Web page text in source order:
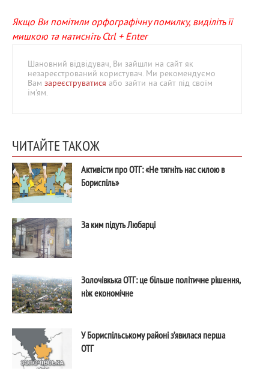
Якщо Ви помітили орфографічну помилку, виділіть її
мишкою та натисніть Ctrl + Enter
Шановний відвідувач, Ви зайшли на сайт як
незареєстрований користувач. Ми рекомендуємо
Вам зареєструватися або зайти на сайт під своїм
ім'ям.
ЧИТАЙТЕ ТАКОЖ
Активісти про ОТГ: «Не тягніть нас силою в
Бориспіль»
За ким підуть Любарці
Золочівкька ОТГ: це більше політичне рішення,
ніж економічне
У Бориспільському районі з’явилася перша
ОТГ